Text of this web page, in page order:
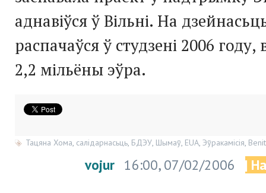
аднавіўся ў Вільні. На
распачаўся ў студзені 2006
2,2 мільёны эўра.
Тацяна Хома салідарнасьць БДЭУ Шымаў EUA Эўракамісія
vojur 16:00, 07/02/2006 |